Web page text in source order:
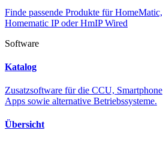
Finde passende Produkte für HomeMatic,
Homematic IP oder HmIP Wired
Software
Katalog
Zusatzsoftware für die CCU, Smartphone
Apps sowie alternative Betriebssysteme.
Übersicht